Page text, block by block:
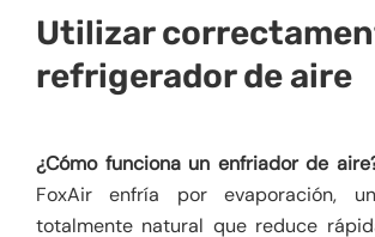
Utilizar
refrigerador de aire
¿Cómo funciona un enfriador de
FoxAir enfría por evaporación,
totalmente natural que reduce